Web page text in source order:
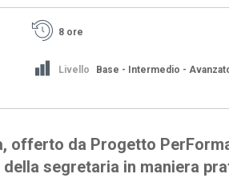
8 ore
Livello Base - Intermedio -
offerto da Progetto
segretaria in maniera